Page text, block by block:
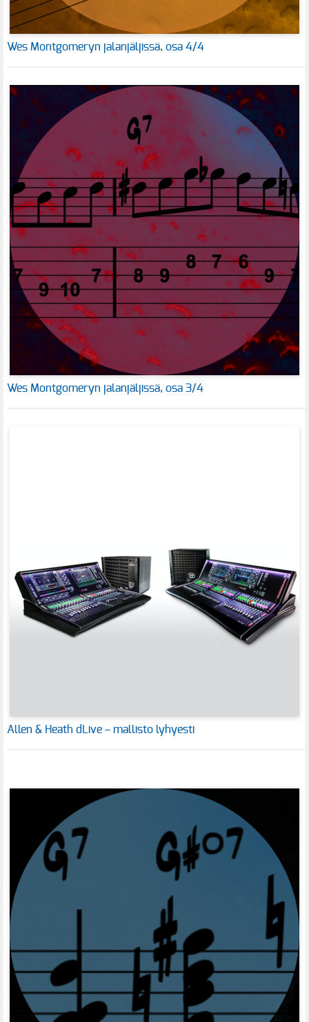
Wes Montgomeryn jalanjäljissä, osa 4/4
Wes Montgomeryn jalanjäljissä, osa 3/4
Allen & Heath dLive – mallisto lyhyesti